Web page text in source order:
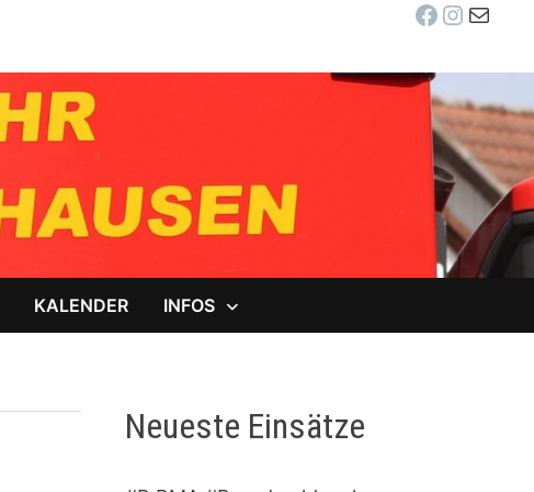
Facebook
E-Mail
KALENDER INFOS
Neueste Einsätze